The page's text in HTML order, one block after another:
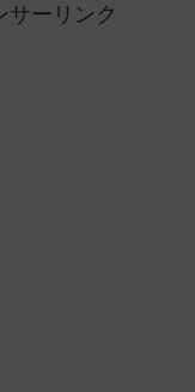
サーリンク